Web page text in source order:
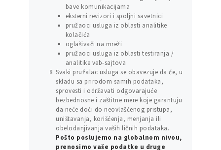
bave komunikacijama
eksterni revizori i spoljni savetnici
pružaoci usluga iz oblasti analitike
kolačića
oglašivači na mreži
pružaoci usluga iz oblasti testiranja /
analitike veb-sajtova
Svaki pružalac usluga se obavezuje da će, u
skladu sa prirodom samih podataka,
sprovesti i održavati odgovarajuće
bezbednosne i zaštitne mere koje garantuju
da neće doći do neovlašćenog pristupa,
uništavanja, korišćenja, menjanja ili
obelodanjivanja vaših ličnih podataka.
Pošto poslujemo na globalnom nivou,
prenosimo vaše podatke u druge